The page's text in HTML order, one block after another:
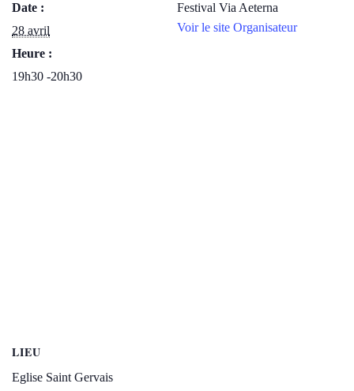
Date :
28 avril
Heure :
19h30 -20h30
Festival Via Aeterna
Voir le site Organisateur
LIEU
Eglise Saint Gervais